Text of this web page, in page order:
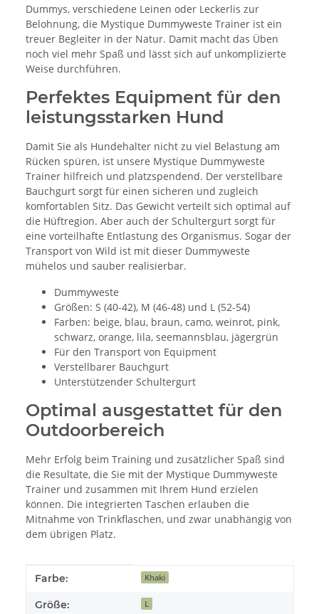
Dummys, verschiedene Leinen oder Leckerlis zur
Belohnung, die Mystique Dummyweste Trainer ist ein
treuer Begleiter in der Natur. Damit macht das Üben
noch viel mehr Spaß und lässt sich auf unkomplizierte
Weise durchführen.
Perfektes Equipment für den
leistungsstarken Hund
Damit Sie als Hundehalter nicht zu viel Belastung am
Rücken spüren, ist unsere Mystique Dummyweste
Trainer hilfreich und platzspendend. Der verstellbare
Bauchgurt sorgt für einen sicheren und zugleich
komfortablen Sitz. Das Gewicht verteilt sich optimal auf
die Hüftregion. Aber auch der Schultergurt sorgt für
eine vorteilhafte Entlastung des Organismus. Sogar der
Transport von Wild ist mit dieser Dummyweste
mühelos und sauber realisierbar.
Dummyweste
Größen: S (40-42), M (46-48) und L (52-54)
Farben: beige, blau, braun, camo, weinrot, pink,
schwarz, orange, lila, seemannsblau, jägergrün
Für den Transport von Equipment
Verstellbarer Bauchgurt
Unterstützender Schultergurt
Optimal ausgestattet für den
Outdoorbereich
Mehr Erfolg beim Training und zusätzlicher Spaß sind
die Resultate, die Sie mit der Mystique Dummyweste
Trainer und zusammen mit Ihrem Hund erzielen
können. Die integrierten Taschen erlauben die
Mitnahme von Trinkflaschen, und zwar unabhängig von
dem übrigen Platz.
Produkteigenschaft
Wert
Farbe: Khaki
Größe: L